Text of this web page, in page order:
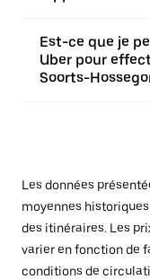
Est-ce que je
Uber pour
Soorts-
Les données
moyennes
des itinéraires. Les
varier en fonction de
conditions de